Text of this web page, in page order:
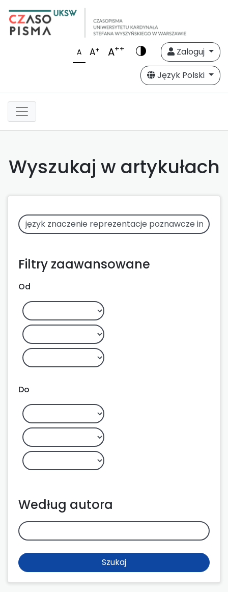
A A+ A++
Zaloguj
Język Polski
Wyszukaj w artykułach
Filtry zaawansowane
Od
Do
Według autora
Szukaj